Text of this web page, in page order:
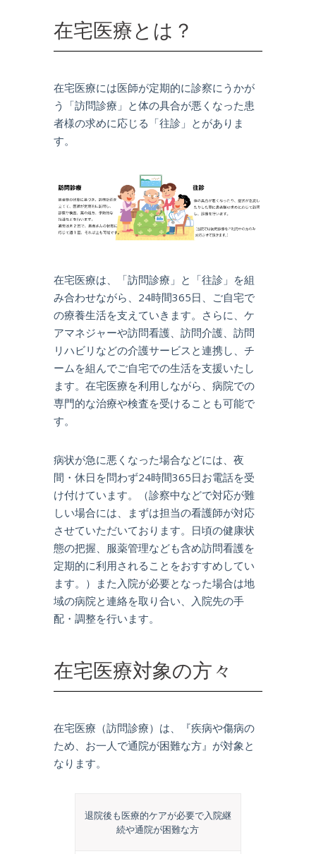
在宅医療とは？
在宅医療には医師が定期的に診察にうかが
う「訪問診療」と体の具合が悪くなった患
者様の求めに応じる「往診」とがありま
す。
在宅医療は、「訪問診療」と「往診」を組
み合わせながら、24時間365日、ご自宅で
の療養生活を支えていきます。さらに、ケ
アマネジャーや訪問看護、訪問介護、訪問
リハビリなどの介護サービスと連携し、チ
ームを組んでご自宅での生活を支援いたし
ます。在宅医療を利用しながら、病院での
専門的な治療や検査を受けることも可能で
す。
病状が急に悪くなった場合などには、夜
間・休日を問わず24時間365日お電話を受
け付けています。（診察中などで対応が難
しい場合には、まずは担当の看護師が対応
させていただいております。日頃の健康状
態の把握、服薬管理なども含め訪問看護を
定期的に利用されることをおすすめしてい
ます。）また入院が必要となった場合は地
域の病院と連絡を取り合い、入院先の手
配・調整を行います。
在宅医療対象の方々
在宅医療（訪問診療）は、『疾病や傷病の
ため、お一人で通院が困難な方』が対象と
なります。
退院後も医療的ケアが必要で入院継
続や通院が困難な方